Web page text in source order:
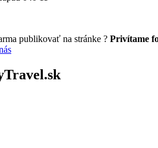
publikovať na stránke ? Privítame